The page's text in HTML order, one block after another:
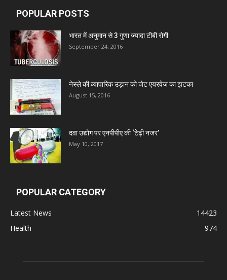
Leeford Healthcare Ltd
Admac Group Companies
Deep Shree Pharmaceuticals
Zumentes Healthcare
Digital Vision
Carewell Ayurveda
POPULAR POSTS
भारत में अनुमान से 3 गुणा ज्यादा टीबी रोगी
September 24, 2016
नेस्ले की व्यापारिक उड़ान को जेट एयरवेज का झटका
August 15, 2016
दवा उद्योग पर एनपीपीए की ‘टेढ़ी नजर’
May 10, 2017
POPULAR CATEGORY
Latest News
14423
Health
974